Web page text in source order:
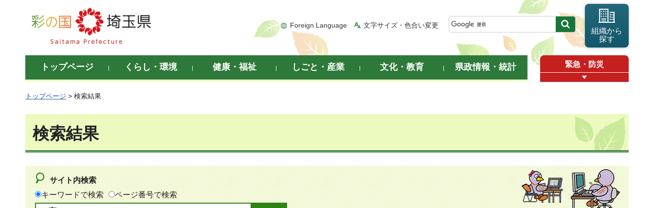
彩の国 埼玉県
Foreign Language 文字サイズ・色合い変更
組織から
探す
トップページ くらし・環境 健康・福祉 しごと・産業 文化・教育 県政情報・統計 緊急・防災
トップページ > 検索結果
検索結果
サイト内検索
キーワードで検索
ページ番号で検索